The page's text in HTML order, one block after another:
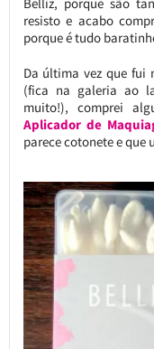
resisto e acabo
porque é tudo
Da última vez que fui
(fica na galeria ao
muito!), comprei
Aplicador de
parece cotonete e que